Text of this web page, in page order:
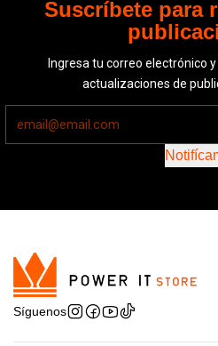
Suscríbete para
Ingresa tu correo electrónico
actualizaciones de
Síguenos